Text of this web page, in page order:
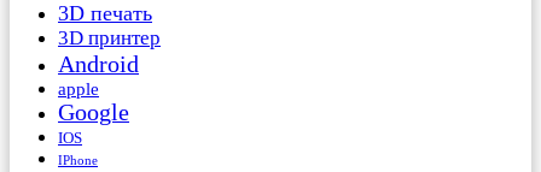
3D печать
3D принтер
Android
apple
Google
IOS
IPhone